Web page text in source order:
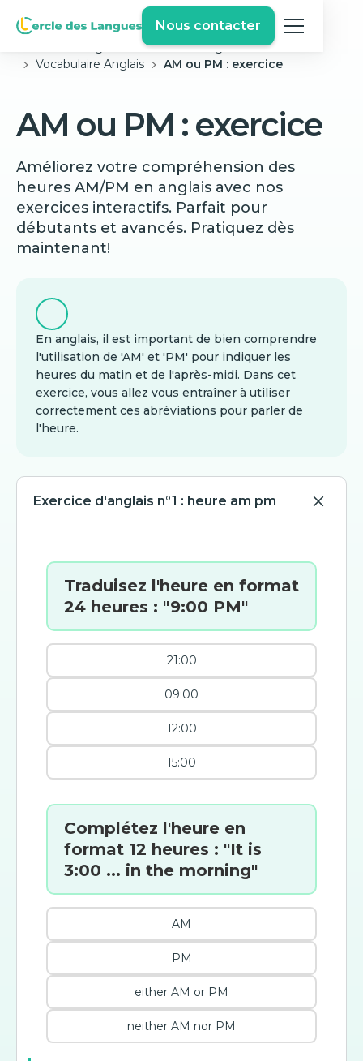
Nous contacter
Exercices Anglais Gratuits
Vocabulaire Anglais
AM ou PM : exercice
AM ou PM : exercice
Améliorez votre compréhension des
heures AM/PM en anglais avec nos
exercices interactifs. Parfait pour
débutants et avancés. Pratiquez dès
maintenant!
En anglais, il est important de bien comprendre
l'utilisation de 'AM' et 'PM' pour indiquer les
heures du matin et de l'après-midi. Dans cet
exercice, vous allez vous entraîner à utiliser
correctement ces abréviations pour parler de
l'heure.
Exercice d'anglais n°1 : heure am pm
Traduisez l'heure en format
24 heures : "9:00 PM"
21:00
09:00
12:00
15:00
Complétez l'heure en
format 12 heures : "It is
3:00 ... in the morning"
AM
PM
either AM or PM
neither AM nor PM